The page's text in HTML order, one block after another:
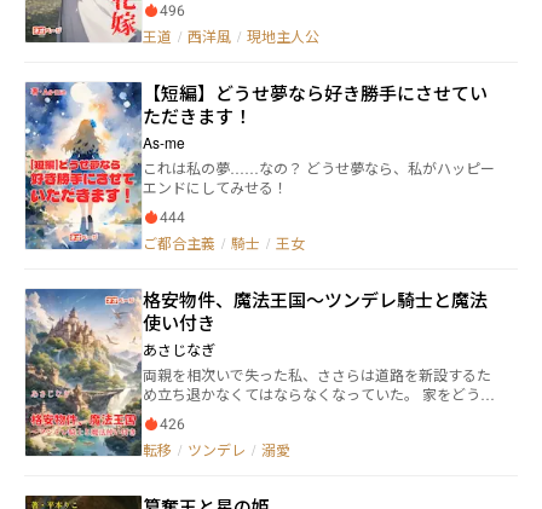
雄の力を借りてクロードは恋人と共に災厄王に立ち向
かう……
496
王道 / 西洋風 / 現地主人公
【短編】どうせ夢なら好き勝手にさせてい
ただきます！
As-me
これは私の夢……なの？ どうせ夢なら、私がハッピー
エンドにしてみせる！
444
ご都合主義 / 騎士 / 王女
格安物件、魔法王国〜ツンデレ騎士と魔法
使い付き
あさじなぎ
両親を相次いで失った私、ささらは道路を新設するた
め立ち退かなくてはならなくなっていた。 家をどうし
よう…と悩んでスマホをみていたら、 「魔法王国、大
特価販売中！」 というポップアップ広告が出る いや魔
法王国なんてある？ ないでしょ？ 疑いつつも物件情
426
転移 / ツンデレ / 溺愛